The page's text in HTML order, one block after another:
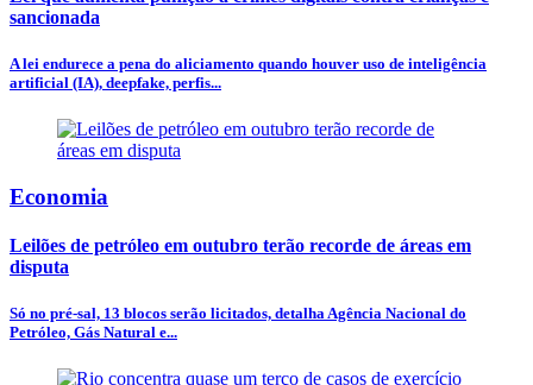
sancionada
A lei endurece a pena do aliciamento quando houver uso de inteligência
artificial (IA), deepfake, perfis...
Economia
Leilões de petróleo em outubro terão recorde de áreas em
disputa
Só no pré-sal, 13 blocos serão licitados, detalha Agência Nacional do
Petróleo, Gás Natural e...